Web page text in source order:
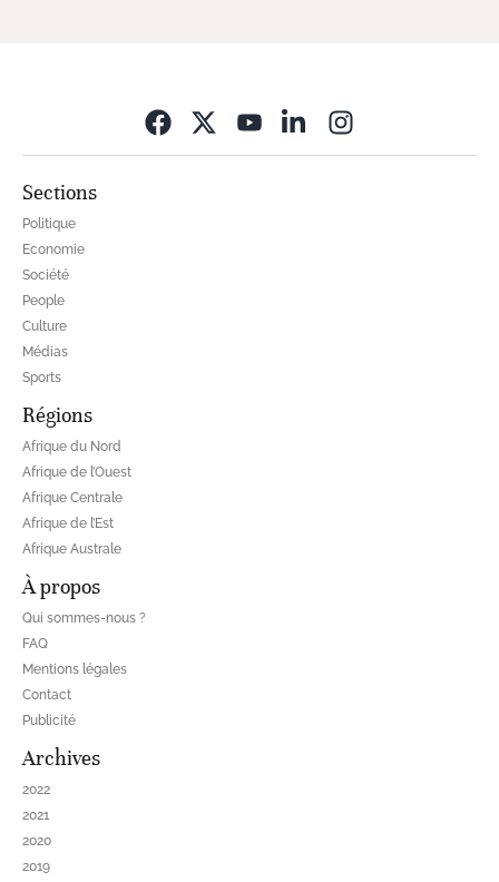
Sections
Politique
Economie
Société
People
Culture
Médias
Sports
Régions
Afrique du Nord
Afrique de l’Ouest
Afrique Centrale
Afrique de l’Est
Afrique Australe
À propos
Qui sommes-nous ?
FAQ
Mentions légales
Contact
Publicité
Archives
2022
2021
2020
2019